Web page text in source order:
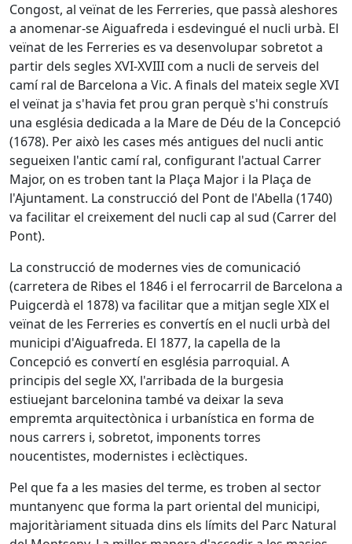
Congost, al veïnat de les Ferreries, que passà aleshores
a anomenar-se Aiguafreda i esdevingué el nucli urbà. El
veïnat de les Ferreries es va desenvolupar sobretot a
partir dels segles XVI-XVIII com a nucli de serveis del
camí ral de Barcelona a Vic. A finals del mateix segle XVI
el veïnat ja s'havia fet prou gran perquè s'hi construís
una església dedicada a la Mare de Déu de la Concepció
(1678). Per això les cases més antigues del nucli antic
segueixen l'antic camí ral, configurant l'actual Carrer
Major, on es troben tant la Plaça Major i la Plaça de
l'Ajuntament. La construcció del Pont de l'Abella (1740)
va facilitar el creixement del nucli cap al sud (Carrer del
Pont).
La construcció de modernes vies de comunicació
(carretera de Ribes el 1846 i el ferrocarril de Barcelona a
Puigcerdà el 1878) va facilitar que a mitjan segle XIX el
veïnat de les Ferreries es convertís en el nucli urbà del
municipi d'Aiguafreda. El 1877, la capella de la
Concepció es convertí en església parroquial. A
principis del segle XX, l'arribada de la burgesia
estiuejant barcelonina també va deixar la seva
empremta arquitectònica i urbanística en forma de
nous carrers i, sobretot, imponents torres
noucentistes, modernistes i eclèctiques.
Pel que fa a les masies del terme, es troben al sector
muntanyenc que forma la part oriental del municipi,
majoritàriament situada dins els límits del Parc Natural